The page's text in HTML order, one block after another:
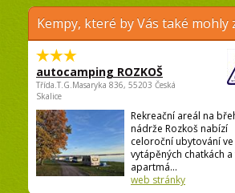
Kempy, které by Vás také mohly
autocamping ROZKOŠ
Třída.T.G.Masaryka 836, 55203 Česká
Skalice
Rekreační areál na
nádrže Rozkoš nabízí
celoroční ubytování ve
vytápěných chatkách a
apartmá...
web stránky